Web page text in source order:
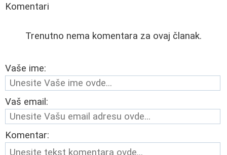
Komentari
Trenutno nema komentara za ovaj članak.
Vaše ime:
Vaš email:
Komentar: